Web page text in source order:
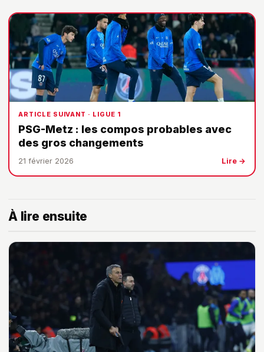
ARTICLE SUIVANT · LIGUE 1
PSG-Metz : les compos probables avec
des gros changements
21 février 2026 Lire →
À lire ensuite